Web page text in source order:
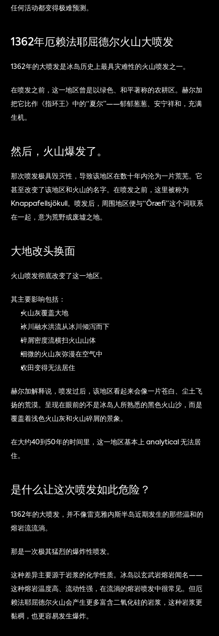
任何活动都变得极难预测。
1362年厄赖法耶屈德尔火山大喷发
1362年的大喷发是冰岛历史上最具灾难性的火山喷发之一。
在喷发之前，这一地区曾是以绿色、和平著称的农耕区。赫尔加
把它比作《指环王》中的“夏尔”——郁郁葱葱、安宁祥和，充满
生机。
然后，火山爆发了。
那次喷发极具毁灭性，导致该地区在数十年内沦为一片荒芜。它
甚至改变了该地区和火山的名字。在喷发之前，这里被称为
Knappafellsjökull。喷发后，周围地区便与“Öræfi”这个词联系
在一起，意为荒野或废墟之地。
大地改头换面
火山喷发彻底改变了这一地区。
其主要影响包括：
火山灰覆盖大地
冰川融水洪流从冰川倾泻而下
碎屑密度流横扫火山山体
细微的火山灰弥漫在空气中
农田变得无法居住
赫尔加解释说，喷发过后，该地区看起来会像一片苍白、尘土飞
扬的荒漠。呈现在眼前的不是冰岛人所熟悉的黑色火山沙，而是
覆盖着浅色火山灰和火山碎屑的景象。
在大约40到50年的时间里，这一地区基本上 analytical 无法居
住。
是什么让这次喷发如此危险？
1362年的大喷发，并不像雷克雅内斯半岛近期发生的那些温和的
熔岩流流淌。
那是一次极其猛烈的爆炸性喷发。
这种差异主要源于岩浆的化学性质。冰岛以玄武岩熔岩闻名——
这种熔岩温度高、流动性强，在流淌的熔岩喷发中很常见。但厄
赖法耶屈德尔火山会产生更多富含二氧化硅的岩浆，这种岩浆更
黏稠，也更容易发生爆炸。